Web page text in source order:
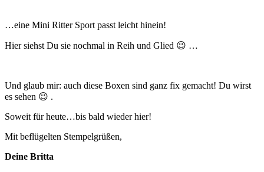
…eine Mini Ritter Sport passt leicht hinein!
Hier siehst Du sie nochmal in Reih und Glied 😉 …
Und glaub mir: auch diese Boxen sind ganz fix gemacht! Du wirst
es sehen 😉 .
Soweit für heute…bis bald wieder hier!
Mit beflügelten Stempelgrüßen,
Deine Britta